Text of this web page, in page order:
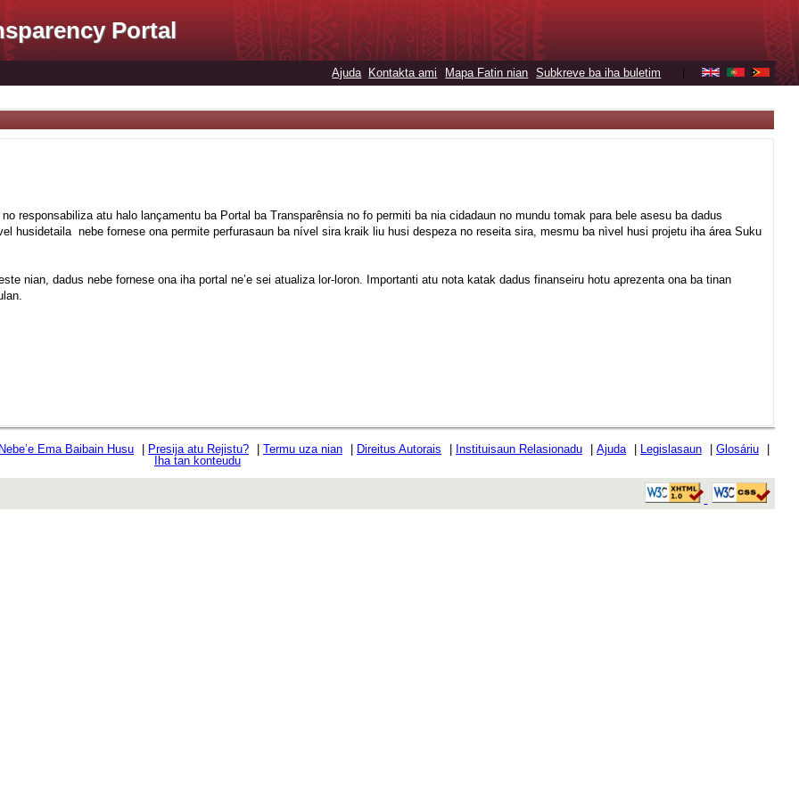
Portal
Ajuda Kontakta ami Mapa Fatin nian Subkreve ba iha buletim
responsabiliza atu halo lançamentu ba Portal ba Transparênsia no fo permiti ba nia cidadaun no mundu tomak para bele asesu ba dadus
husidetaila nebe fornese ona permite perfurasaun ba nível sira kraik liu husi despeza no reseita sira, mesmu ba nìvel husi projetu iha área Suku
nian, dadus nebe fornese ona iha portal ne’e sei atualiza lor-loron. Importanti atu nota katak dadus finanseiru hotu aprezenta ona ba tinan
Ema Baibain Husu Presija atu Rejistu? Termu uza nian Direitus Autorais Instituisaun Relasionadu Ajuda Legislasaun Glosáriu
Iha tan konteudu